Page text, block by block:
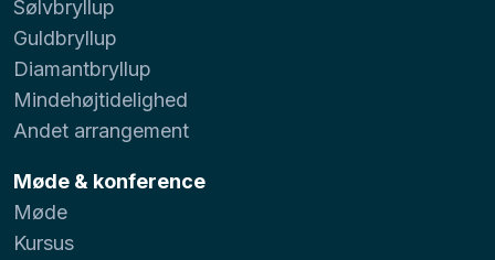
Sølvbryllup
Guldbryllup
Diamantbryllup
Mindehøjtidelighed
Andet arrangement
Møde & konference
Møde
Kursus